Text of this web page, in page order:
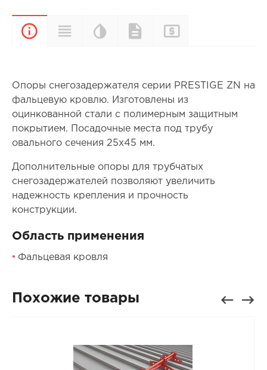
ОписаниеХарактеристики
Цветовая
палитра
Документы
Опоры снегозадержателя серии PRESTIGE ZN на
фальцевую кровлю. Изготовлены из
оцинкованной стали с полимерным защитным
покрытием. Посадочные места под трубу
овального сечения 25х45 мм.
Дополнительные опоры для трубчатых
снегозадержателей позволяют увеличить
надежность крепления и прочность
конструкции.
Область применения
Фальцевая кровля
Похожие товары